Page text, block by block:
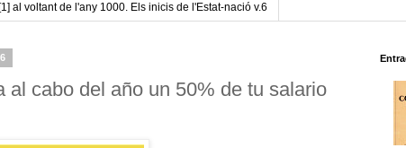
al voltant de l'any 1000. Els inicis de l'Estat-nació v.6
al cabo del año un 50% de tu salario